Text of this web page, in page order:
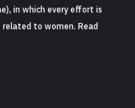
in which every effort is
to women. Read